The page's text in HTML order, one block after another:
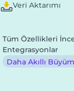
Veri Aktarımı
Tüm Özellikleri
Entegrasyonlar
Daha Akıllı